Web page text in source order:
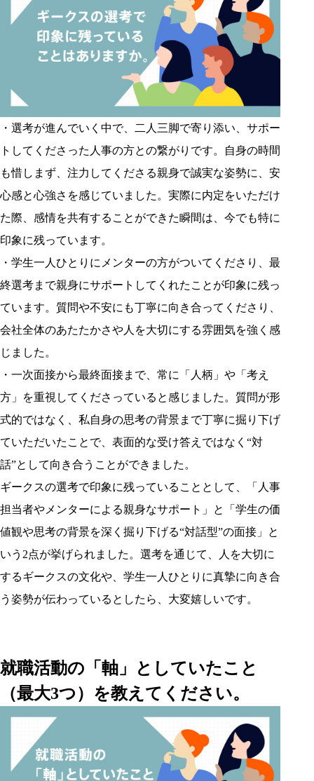
・選考が進んでいく中で、二人三脚で寄り添い、サポー
トしてくださった人事の方との繋がりです。自身の時間
も惜しまず、注力してくださる親身で誠実な姿勢に、安
心感と心強さを感じていました。実際に内定をいただけ
た際、感情を共有することができた瞬間は、今でも特に
印象に残っています。
・学生一人ひとりにメンターの方がついてくださり、最
終選考まで親身にサポートしてくれたことが印象に残っ
ています。質問や不安にも丁寧に向き合ってくださり、
会社全体のあたたかさや人を大切にする雰囲気を強く感
じました。
・一次面接から最終面接まで、常に「人柄」や「考え
方」を重視してくださっていると感じました。質問が形
式的ではなく、私自身の思考の背景まで丁寧に掘り下げ
ていただいたことで、表面的な受け答えではなく“対
話”として向き合うことができました。
ギークスの選考で印象に残っていることとして、「人事
担当者やメンターによる親身なサポート」と「学生の価
値観や思考の背景を深く掘り下げる“対話型”の面接」と
いう2点が挙げられました。選考を通じて、人を大切に
するギークスの文化や、学生一人ひとりに真摯に向き合
う姿勢が伝わっているとしたら、大変嬉しいです。
就職活動の「軸」としていたこと
（最大3つ）を教えてください。